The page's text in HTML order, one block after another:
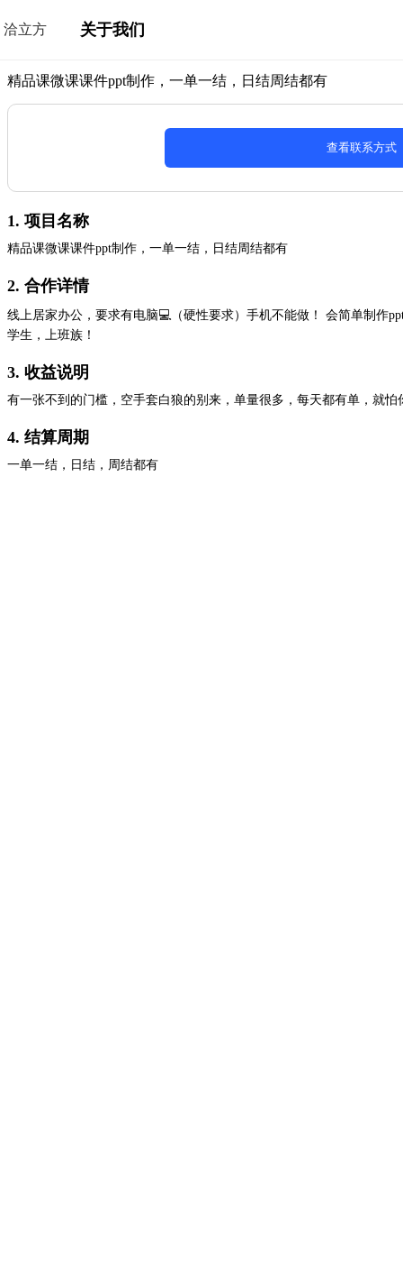
洽立方 关于我们
精品课微课课件ppt制作，一单一结，日结周结都有
查看联系方式
1. 项目名称
精品课微课课件ppt制作，一单一结，日结周结都有
2. 合作详情
线上居家办公，要求有电脑💻（硬性要求）手机不能做！ 会简单制作
学生，上班族！
3. 收益说明
有一张不到的门槛，空手套白狼的别来，单量很多，每天都有单，就怕
4. 结算周期
一单一结，日结，周结都有